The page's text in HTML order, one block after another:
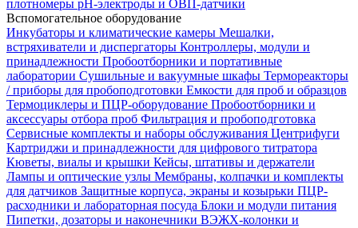
плотномеры pH-электроды и ОВП-датчики
Вспомогательное оборудование
Инкубаторы и климатические камеры Мешалки,
встряхиватели и диспергаторы Контроллеры, модули и
принадлежности Пробоотборники и портативные
лаборатории Сушильные и вакуумные шкафы Термореакторы
/ приборы для пробоподготовки Емкости для проб и образцов
Термоциклеры и ПЦР-оборудование Пробоотборники и
аксессуары отбора проб Фильтрация и пробоподготовка
Сервисные комплекты и наборы обслуживания Центрифуги
Картриджи и принадлежности для цифрового титратора
Кюветы, виалы и крышки Кейсы, штативы и держатели
Лампы и оптические узлы Мембраны, колпачки и комплекты
для датчиков Защитные корпуса, экраны и козырьки ПЦР-
расходники и лабораторная посуда Блоки и модули питания
Пипетки, дозаторы и наконечники ВЭЖХ-колонки и